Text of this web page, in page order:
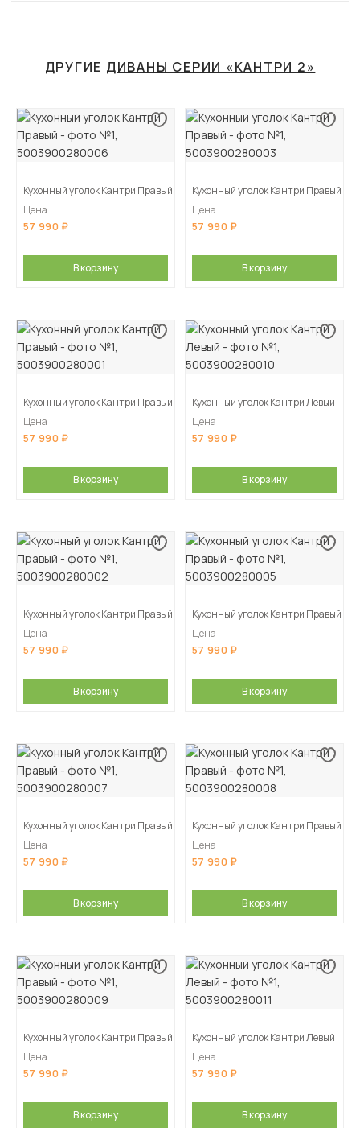
ДРУГИЕ ДИВАНЫ СЕРИИ «КАНТРИ 2»
Кухонный уголок Кантри Правый
Цена
57 990
В корзину
Кухонный уголок Кантри Правый
Цена
57 990
В корзину
Кухонный уголок Кантри Правый
Цена
57 990
В корзину
Кухонный уголок Кантри Левый
Цена
57 990
В корзину
Кухонный уголок Кантри Правый
Цена
57 990
В корзину
Кухонный уголок Кантри Правый
Цена
57 990
В корзину
Кухонный уголок Кантри Правый
Цена
57 990
В корзину
Кухонный уголок Кантри Правый
Цена
57 990
В корзину
Кухонный уголок Кантри Правый
Цена
57 990
В корзину
Кухонный уголок Кантри Левый
Цена
57 990
В корзину